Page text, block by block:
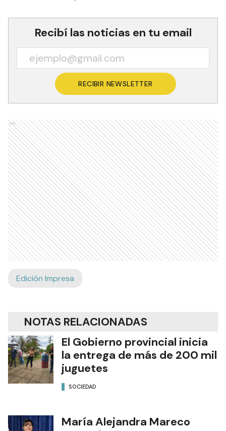
Recibí las noticias en tu email
RECIBIR NEWSLETTER
Ads
Edición Impresa
NOTAS RELACIONADAS
El Gobierno provincial inicia
la entrega de más de 200 mil
juguetes
SOCIEDAD
María Alejandra Mareco